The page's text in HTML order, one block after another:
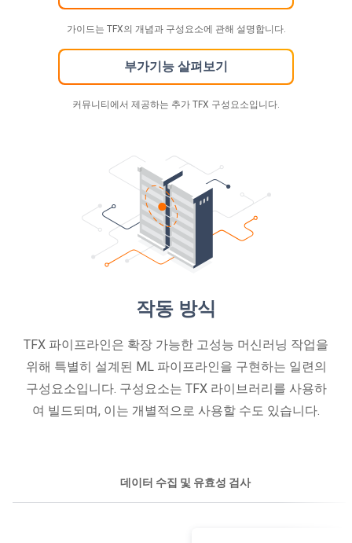
가이드는 TFX의 개념과 구성요소에 관해 설명합니다.
부가기능 살펴보기
커뮤니티에서 제공하는 추가 TFX 구성요소입니다.
작동 방식
TFX 파이프라인은 확장 가능한 고성능 머신러닝 작업을
위해 특별히 설계된 ML 파이프라인을 구현하는 일련의
구성요소입니다. 구성요소는 TFX 라이브러리를 사용하
여 빌드되며, 이는 개별적으로 사용할 수도 있습니다.